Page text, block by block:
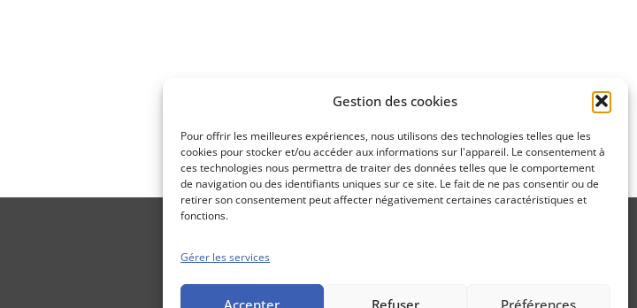
Gestion des cookies
Pour offrir les meilleures expériences, nous utilisons des technologies telles que les
cookies pour stocker et/ou accéder aux informations sur l'appareil. Le consentement à
ces technologies nous permettra de traiter des données telles que le comportement
de navigation ou des identifiants uniques sur ce site. Le fait de ne pas consentir ou de
retirer son consentement peut affecter négativement certaines caractéristiques et
fonctions.
Gérer les services
Accepter Refuser Préférences
notre méthode d'investissement
Propos Utiles est une publication